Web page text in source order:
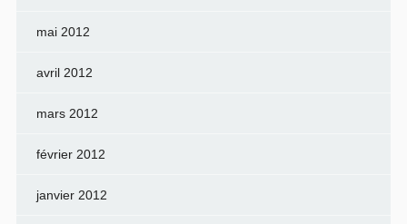
mai 2012
avril 2012
mars 2012
février 2012
janvier 2012